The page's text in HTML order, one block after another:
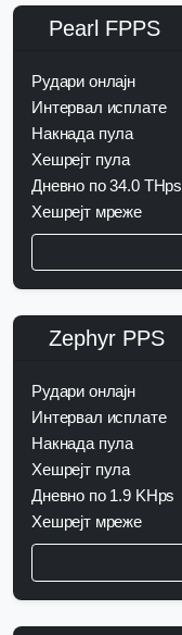
Pearl FPPS
Рудари онлајн
Интервал исплате
Накнада пула
Хешрејт пула
Дневно по 34.0 THps
Хешрејт мреже
Zephyr PPS
Рудари онлајн
Интервал исплате
Накнада пула
Хешрејт пула
Дневно по 1.9 KHps
Хешрејт мреже